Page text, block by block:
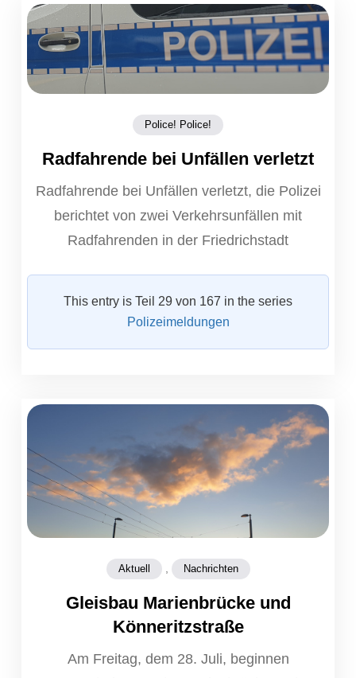
Police! Police!
Radfahrende bei Unfällen verletzt
Radfahrende bei Unfällen verletzt, die Polizei
berichtet von zwei Verkehrsunfällen mit
Radfahrenden in der Friedrichstadt
This entry is Teil 29 von 167 in the series
Polizeimeldungen
Aktuell , Nachrichten
Gleisbau Marienbrücke und
Könneritzstraße
Am Freitag, dem 28. Juli, beginnen